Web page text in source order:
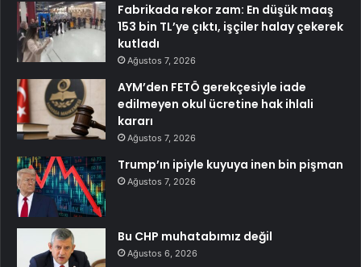
Fabrikada rekor zam: En düşük maaş
153 bin TL’ye çıktı, işçiler halay çekerek
kutladı
Ağustos 7, 2026
AYM’den FETÖ gerekçesiyle iade
edilmeyen okul ücretine hak ihlali
kararı
Ağustos 7, 2026
Trump’ın ipiyle kuyuya inen bin pişman
Ağustos 7, 2026
Bu CHP muhatabımız değil
Ağustos 6, 2026